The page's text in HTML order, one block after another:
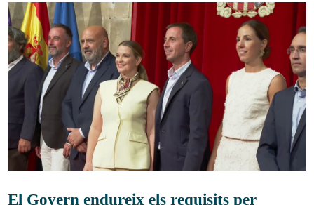
El Govern endureix els requisits per